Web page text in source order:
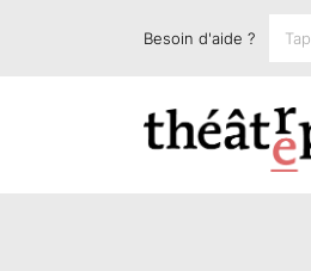
Besoin d'aide ?